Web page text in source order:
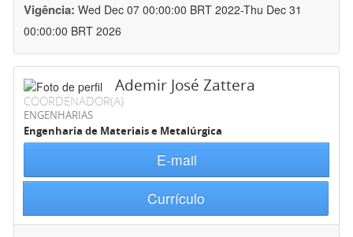
Vigência: Wed Dec 07 00:00:00 BRT 2022-Thu Dec 31
00:00:00 BRT 2026
Ademir José Zattera
COORDENADOR(A)
ENGENHARIAS
Engenharia de Materiais e Metalúrgica
E-mail
Currículo